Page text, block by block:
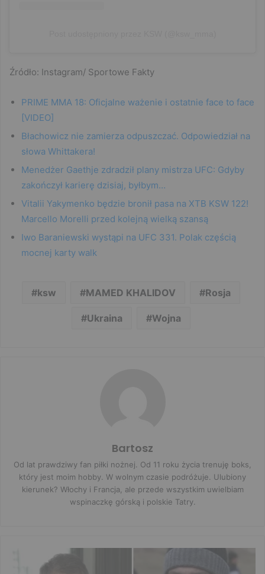
Źródło: Instagram/ Sportowe Fakty
PRIME MMA 18: Oficjalne ważenie i ostatnie face to face
[VIDEO]
Błachowicz nie zamierza odpuszczać. Odpowiedział na
słowa Whittakera!
Menedżer Gaethje zdradził plany mistrza UFC: Gdyby
zakończył karierę dzisiaj, byłbym…
Vitalii Yakymenko będzie bronił pasa na XTB KSW 122!
Marcello Morelli przed kolejną wielką szansą
Iwo Baraniewski wystąpi na UFC 331. Polak częścią
mocnej karty walk
ksw MAMED KHALIDOV Rosja
Ukraina Wojna
Bartosz
Od lat prawdziwy fan piłki nożnej. Od 11 roku życia trenuję boks,
który jest moim hobby. W wolnym czasie podróżuje. Ulubiony
kierunek? Włochy i Francja, ale przede wszystkim uwielbiam
wspinaczkę górską i polskie Tatry.